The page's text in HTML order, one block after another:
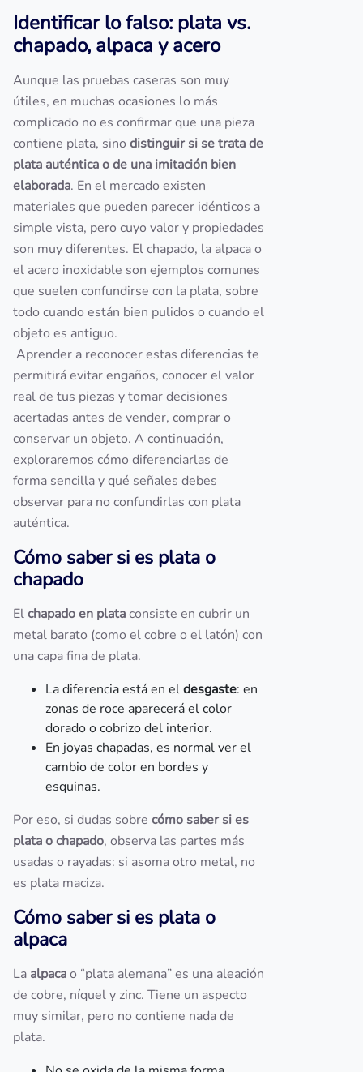
Identificar lo falso: plata vs.
chapado, alpaca y acero
Aunque las pruebas caseras son muy
útiles, en muchas ocasiones lo más
complicado no es confirmar que una pieza
contiene plata, sino distinguir si se trata de
plata auténtica o de una imitación bien
elaborada. En el mercado existen
materiales que pueden parecer idénticos a
simple vista, pero cuyo valor y propiedades
son muy diferentes. El chapado, la alpaca o
el acero inoxidable son ejemplos comunes
que suelen confundirse con la plata, sobre
todo cuando están bien pulidos o cuando el
objeto es antiguo.
Aprender a reconocer estas diferencias te
permitirá evitar engaños, conocer el valor
real de tus piezas y tomar decisiones
acertadas antes de vender, comprar o
conservar un objeto. A continuación,
exploraremos cómo diferenciarlas de
forma sencilla y qué señales debes
observar para no confundirlas con plata
auténtica.
Cómo saber si es plata o
chapado
Elchapado en plataconsiste en cubrir un
metal barato (como el cobre o el latón) con
una capa fina de plata.
La diferencia está en eldesgaste: en
zonas de roce aparecerá el color
dorado o cobrizo del interior.
En joyas chapadas, es normal ver el
cambio de color en bordes y
esquinas.
Por eso, si dudas sobre cómo saber si es
plata o chapado, observa las partes más
usadas o rayadas: si asoma otro metal, no
es plata maciza.
Cómo saber si es plata o
alpaca
La alpacao “plata alemana” es una aleación
de cobre, níquel y zinc. Tiene un aspecto
muy similar, pero no contiene nada de
plata.